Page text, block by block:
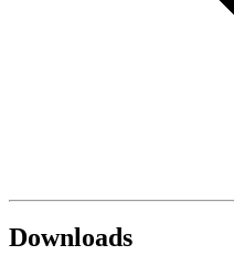
Downloads